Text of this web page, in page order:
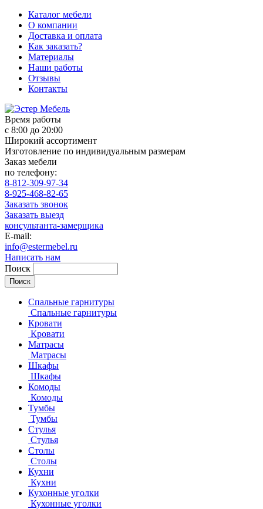
Каталог мебели
О компании
Доставка и оплата
Как заказать?
Материалы
Наши работы
Отзывы
Контакты
Время работы
с 8:00 до 20:00
Широкий ассортимент
Изготовление по индивидуальным размерам
Заказ мебели
по телефону:
8-812-309-97-34
8-925-468-82-65
Заказать звонок
Заказать выезд
консультанта-замерщика
E-mail:
info@estermebel.ru
Написать нам
Поиск
Спальные гарнитуры
Спальные гарнитуры
Кровати
Кровати
Матрасы
Матрасы
Шкафы
Шкафы
Комоды
Комоды
Тумбы
Тумбы
Стулья
Стулья
Столы
Столы
Кухни
Кухни
Кухонные уголки
Кухонные уголки